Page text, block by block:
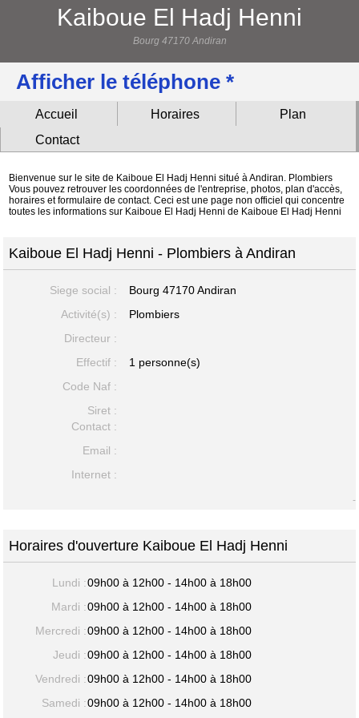
Kaiboue El Hadj Henni
Bourg 47170 Andiran
Afficher le téléphone *
Accueil Horaires
Plan
Contact
Bienvenue sur le site de Kaiboue El Hadj Henni situé à Andiran. Plombiers
Vous pouvez retrouver les coordonnées de l'entreprise, photos, plan d'accès,
horaires et formulaire de contact. Ceci est une page non officiel qui concentre
toutes les informations sur Kaiboue El Hadj Henni de Kaiboue El Hadj Henni
Kaiboue El Hadj Henni - Plombiers à Andiran
Siege social : Bourg47170 Andiran
Activité(s) :
Plombiers
Directeur :
Effectif :
1 personne(s)
Code Naf :
Siret :
Contact :
Email :
Internet :
-
Horaires d'ouverture Kaiboue El Hadj Henni
Lundi :09h00 à 12h00 - 14h00 à 18h00
Mardi :09h00 à 12h00 - 14h00 à 18h00
Mercredi :09h00 à 12h00 - 14h00 à 18h00
Jeudi :09h00 à 12h00 - 14h00 à 18h00
Vendredi :09h00 à 12h00 - 14h00 à 18h00
Samedi :09h00 à 12h00 - 14h00 à 18h00